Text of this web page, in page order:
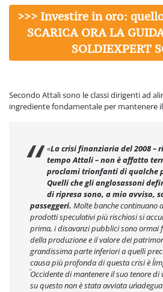
>>> Investire in oro:
SCARICA ORA LA
SOLDIEXPERT
Secondo Attali sono le classi dirigenti ad
ingrediente fondamentale per mantenere
«La crisi finanziaria del 2008 –
tempo Attali – non è affatto
proclami trionfanti di qualche
Quelli che gli anglosassoni
di ripresa sono, a mio avviso,
passeggeri.Molte banche continuano
prodotti speculativi più rischiosi si
prima, i disavanzi pubblici sono ormai
della produzione e il valore dei
grandissima parte inferiori a quelli
causa più profonda di questa crisi è
´Occidente di mantenere il suo tenore
su questo non è stata avviata